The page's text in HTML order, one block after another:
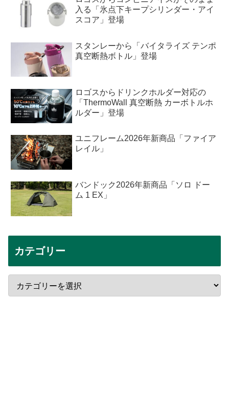
入る「氷点下キープシリンダー・アイ
スコア」登場
スタンレーから「バイタライズ テンポ
真空断熱ボトル」登場
ロゴスからドリンクホルダー対応の
「ThermoWall 真空断熱 カーボトルホ
ルダー」登場
ユニフレーム2026年新商品「ファイア
レイル」
バンドック2026年新商品「ソロ ドー
ム 1 EX」
カテゴリー